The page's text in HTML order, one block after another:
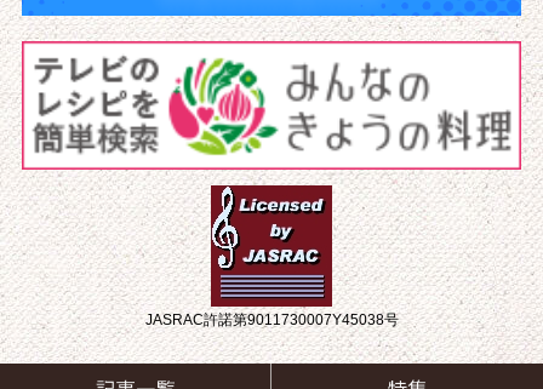
JASRAC許諾第9011730007Y45038号